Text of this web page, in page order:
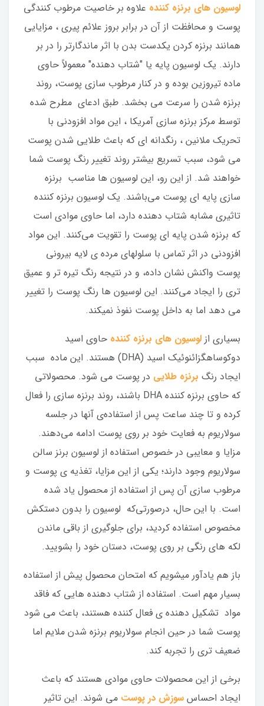
لوسیون های برنزه کننده علاوه بر خاصیت مرطوب کنندگی
پوست و محافظت از آن در برابر بروز علائم پیری ، مزایایی
همانند برنزه کردن یکدست بدن با اثر ماندگارتر را در بر
دارند. یک لوسیون پایه یا "شتاب دهنده" معمولاً حاوی
ماده تیروزین بوده و در کنار مرطوب سازی پوست، روند
برنزه شدن را سرعت می بخشد. طبق ادعای مطرح شده
توسط مرکز برنزه سازی آمریکا ، این مواد افزودنی با
تحریک ملانین ، رنگدانه ای که باعث طلایی شدن پوست
می شود، سبب تسریع بیشتر روند تغییر رنگ پوست شما
خواهند شد. از این رو، این لوسیون ها مناسب برنزه
سازی پایه ای پوست می‌باشند. یک لوسیون برنزه کننده
تاثیری مشابه شتاب دهنده دارد، اما حاوی موادی است
که برنزه شدن پایه ای پوست را تقویت می‌کنند. این مواد
افزودنی در اثر تماس با سلولهای مرده ی لایه بیرونی
پوست واکنش نشان داده، و در نتیجه رنگ تیره تر و عمیق
تری را ایجاد می‌کنند. این لوسیون ها رنگ پوست را تغییر
می دهد اما به داخل پوست نفوذ نمیکند.
بسیاری از لوسیون های برنزه کننده حاوی اسید
دوکوساهگزائنوئیک اسید (DHA) هستند. این ماده سبب
ایجاد رنگ برنزه طلایی در پوست می شود. محصولاتی
که حاوی برنزه کننده DHA باشند، روند برنزه سازی را فعال
کرده و تا چند ساعت پس از استفاده‌ی آنها در جلسه
سولاریوم به فعایت خود بر روی پوست ادامه می‌دهند.
مزایا و معایبی در خصوص استفاده از لوسیون برنز سالن
سولاریوم وجود دارند؛ یکی از این مزایا، تغذیه ی پوست و
مرطوب سازی آن پس از استفاده از محصول یاد شده
است. با این حال، درصورتی‌که لوسیون را بدون دستکش
مخصوص استفاده کردید، برای جلوگیری از باقی ماندن
لکه های رنگی بر روی پوست، دستان خود را بشویید.
باز هم یادآور میشویم که امتحان محصول پیش از استفاده
بسیار مهم است. استفاده از شتاب دهنده هایی که فاقد
مواد تشکیل دهنده ی فعال کننده هستند، باعث می شود
پوست شما در حین انجام سولاریوم برنزه شدن ملایم اما
ضعیف تری را تجربه کند.
برخی از این محصولات حاوی موادی هستند که باعث
ایجاد احساس سوزش در پوست می شوند. این تاثیر